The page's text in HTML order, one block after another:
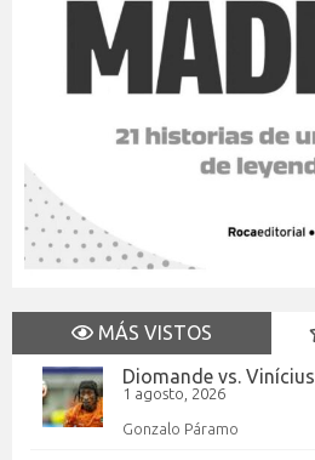
MÁS VISTOS
Diomande vs. Vinícius
1 agosto, 2026
Gonzalo Páramo